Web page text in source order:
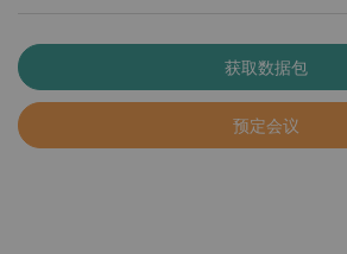
获取数据包
预定会议